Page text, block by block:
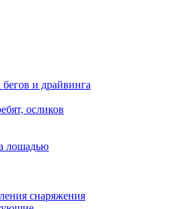
и драйвинга
осликов
лошадью
снаряжения